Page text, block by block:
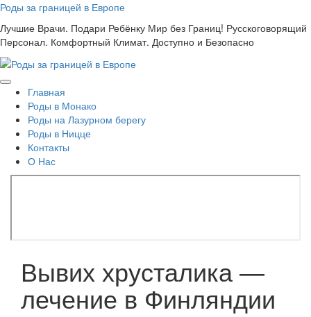
Skip
content
Роды за границей в Европе
Лучшие Врачи. Подари Ребёнку Мир без Границ! Русскоговорящий
Персонал. Комфортный Климат. Доступно и Безопасно
Главная
Роды в Монако
Роды на Лазурном берегу
Роды в Ницце
Контакты
О Нас
Вывих хрусталика —
лечение в Финляндии